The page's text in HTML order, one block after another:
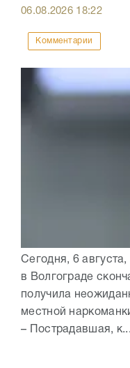
06.08.2026 18:22
Комментарии
Сегодня, 6
в Волгограде
получила
местной
– Пострадавшая, к...